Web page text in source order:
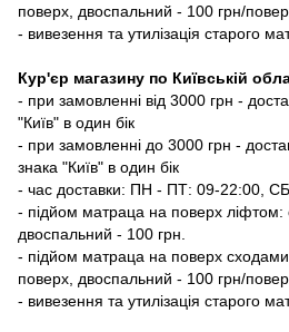
поверх, двоспальний - 100 грн/
- вивезення та утилізація старого
Кур'єр магазину по Київській
- при замовленні від 3000 грн -
"Київ" в один бік
- при замовленні до 3000 грн -
знака "Київ" в один бік
- час доставки: ПН - ПТ: 09-22:00,
- підйом матраца на поверх ліфтом:
двоспальний - 100 грн.
- підйом матраца на поверх
поверх, двоспальний - 100 грн/
- вивезення та утилізація старого